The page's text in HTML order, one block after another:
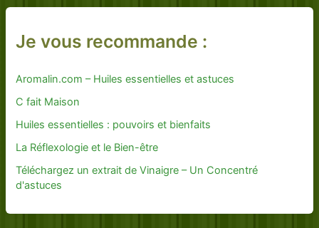
Je vous recommande :
Aromalin.com – Huiles essentielles et astuces
C fait Maison
Huiles essentielles : pouvoirs et bienfaits
La Réflexologie et le Bien-être
Téléchargez un extrait de Vinaigre – Un Concentré
d'astuces